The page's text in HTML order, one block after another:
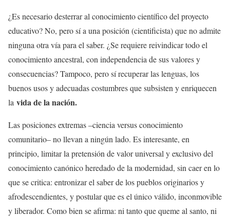
¿Es necesario desterrar al conocimiento científico del proyecto
educativo? No, pero sí a una posición (cientificista) que no admite
ninguna otra vía para el saber. ¿Se requiere reivindicar todo el
conocimiento ancestral, con independencia de sus valores y
consecuencias? Tampoco, pero sí recuperar las lenguas, los
buenos usos y adecuadas costumbres que subsisten y enriquecen
la vida de la nación.
Las posiciones extremas –ciencia versus conocimiento
comunitario– no llevan a ningún lado. Es interesante, en
principio, limitar la pretensión de valor universal y exclusivo del
conocimiento canónico heredado de la modernidad, sin caer en lo
que se critica: entronizar el saber de los pueblos originarios y
afrodescendientes, y postular que es el único válido, inconmovible
y liberador. Como bien se afirma: ni tanto que queme al santo, ni